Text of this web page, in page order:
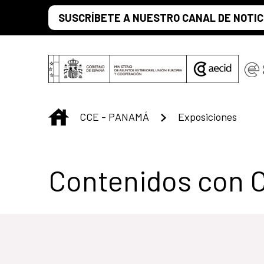
Saltar al contenido principal
SUSCRÍBETE A NUESTRO CANAL DE
INICIO
CCE - PANAMÁ Exposiciones
Centro Cultural
Contenidos con